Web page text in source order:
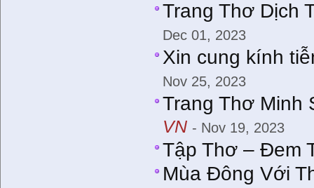
Trang Thơ Dịch
Dec 01, 2023
Xin cung kính
Nov 25, 2023
Trang Thơ Minh
VN - Nov 19, 2023
Tập Thơ – Đem
Mùa Đông Với